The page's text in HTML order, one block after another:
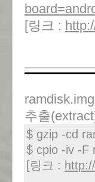
[링크 :
추출
$ gzip -cd
$ cpio -iv -F
[링크 :